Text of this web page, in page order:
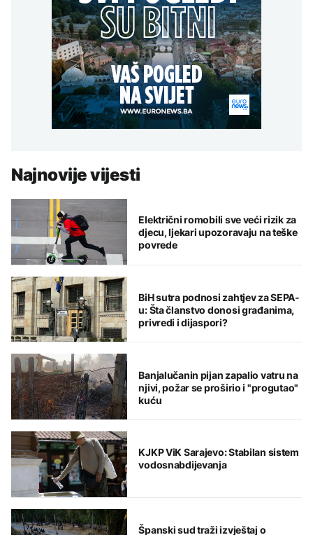
Najnovije vijesti
Električni romobili sve veći rizik za
djecu, ljekari upozoravaju na teške
povrede
BiH sutra podnosi zahtjev za SEPA-
u: Šta članstvo donosi građanima,
privredi i dijaspori?
Banjalučanin pijan zapalio vatru na
njivi, požar se proširio i "progutao"
kuću
KJKP ViK Sarajevo: Stabilan sistem
vodosnabdijevanja
Španski sud traži izvještaj o